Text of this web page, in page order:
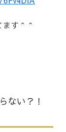
す＾＾
ない？！